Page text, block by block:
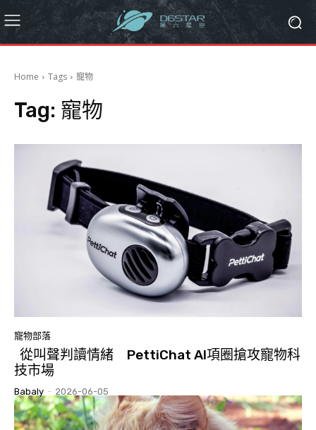
Home Tags 寵物
Tag: 寵物
寵物部落
從叫聲判讀情緒 PettiChat AI項圈搶攻寵物科
技市場
Babaly - 2026-06-05